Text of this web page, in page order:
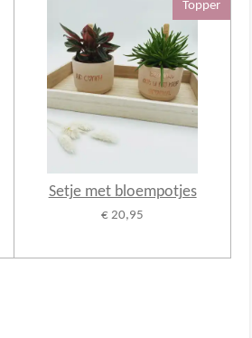
Topper
Setje met bloempotjes
€ 20,95